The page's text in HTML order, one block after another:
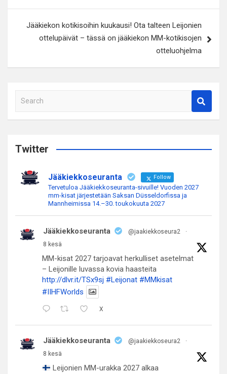
Jääkiekon kotikisoihin kuukausi! Ota talteen Leijonien
ottelupäivät – tässä on jääkiekon MM-kotikisojen
otteluohjelma
a
c
Twitter
Jääkiekkoseuranta Follow
Tervetuloa Jääkiekkoseuranta-sivuille! Vuoden 2027
mm-kisat järjestetään Saksan Düsseldorfissa ja
Mannheimissa 14.–30. toukokuuta 2027
Jääkiekkoseuranta @jaakiekkoseura2
·
8 kesä
MM-kisat 2027 tarjoavat herkulliset asetelmat
– Leijonille luvassa kovia haasteita
http://dlvr.it/TSx9sj #Leijonat #MMkisat
#IIHFWorlds
X
Jääkiekkoseuranta @jaakiekkoseura2
·
8 kesä
Leijonien MM-urakka 2027 alkaa